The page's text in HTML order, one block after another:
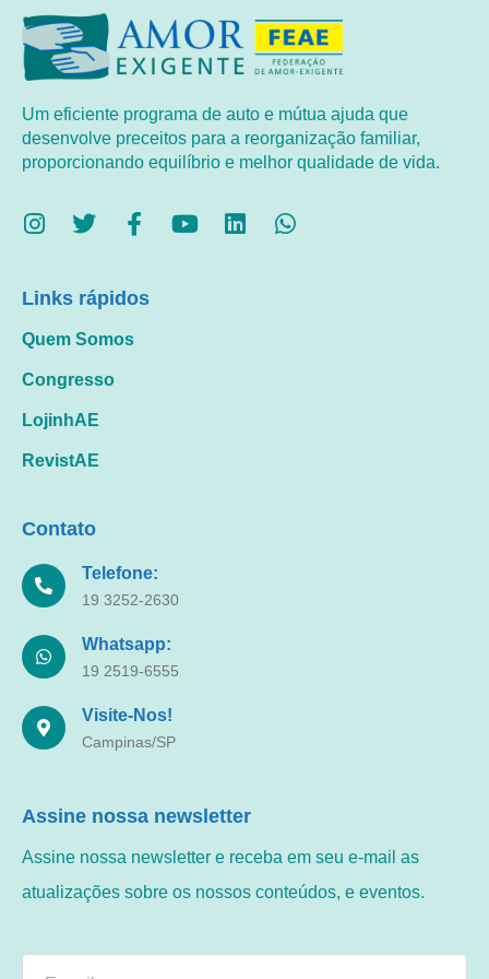
Um eficiente programa de auto e mútua ajuda que
desenvolve preceitos para a reorganização familiar,
proporcionando equilíbrio e melhor qualidade de vida.
Links rápidos
Quem Somos
Congresso
LojinhAE
RevistAE
Contato
Telefone:
19 3252-2630
Whatsapp:
19 2519-6555
Visite-Nos!
Campinas/SP
Assine nossa newsletter
Assine nossa newsletter e receba em seu e-mail as
atualizações sobre os nossos conteúdos, e eventos.